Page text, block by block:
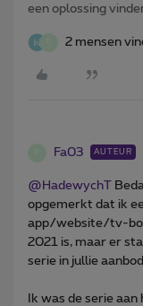
een oplossing
2 mensen
Fa03 AUTEUR
@HadewychT
opgemerkt dat ik
app/website/tv-
2021 is, maar er
serie in jullie
Ik was de serie